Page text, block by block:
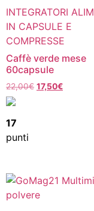
INTEGRATORI
IN CAPSULE E
COMPRESSE
Caffè verde mese
60capsule
22,00€ 17,50€
17
punti